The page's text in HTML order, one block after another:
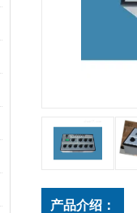
产品介绍：